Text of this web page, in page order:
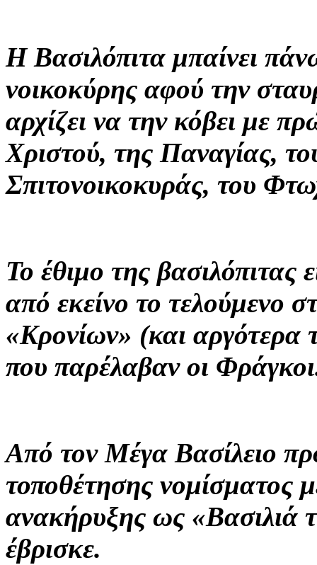
Η Βασιλόπιτα μπαίνει
νοικοκύρης αφού την
αρχίζει να την κόβει με
Χριστού, της Παναγίας,
Σπιτονοικοκυράς, του
Το έθιμο της βασιλόπιτας
από εκείνο το τελούμενο
«Κρονίων» (και
που παρέλαβαν οι
Από τον Μέγα Βασίλειο
τοποθέτησης νομίσματος
ανακήρυξης ως «Βασιλιά
έβρισκε.